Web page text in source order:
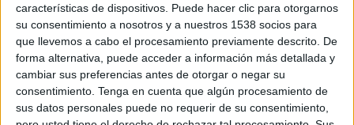
características de dispositivos. Puede hacer clic para otorgarnos
su consentimiento a nosotros y a nuestros 1538 socios para
que llevemos a cabo el procesamiento previamente descrito. De
forma alternativa, puede acceder a información más detallada y
cambiar sus preferencias antes de otorgar o negar su
consentimiento. Tenga en cuenta que algún procesamiento de
sus datos personales puede no requerir de su consentimiento,
algun tipus d’irregularitat. D’aquesta manera,
explica Arbós, s’ha pogut desempadronar totes
aquestes persones “que estaven cometent frau i,
per tant, desequilibrant els recursos públics del
consistori”.